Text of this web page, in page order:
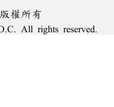
權所有
All rights reserved.